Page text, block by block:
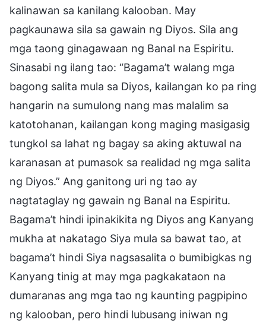
kalinawan sa kanilang kalooban. May
pagkaunawa sila sa gawain ng Diyos. Sila ang
mga taong ginagawaan ng Banal na Espiritu.
Sinasabi ng ilang tao: “Bagama’t walang mga
bagong salita mula sa Diyos, kailangan ko pa ring
hangarin na sumulong nang mas malalim sa
katotohanan, kailangan kong maging masigasig
tungkol sa lahat ng bagay sa aking aktuwal na
karanasan at pumasok sa realidad ng mga salita
ng Diyos.” Ang ganitong uri ng tao ay
nagtataglay ng gawain ng Banal na Espiritu.
Bagama’t hindi ipinakikita ng Diyos ang Kanyang
mukha at nakatago Siya mula sa bawat tao, at
bagama’t hindi Siya nagsasalita o bumibigkas ng
Kanyang tinig at may mga pagkakataon na
dumaranas ang mga tao ng kaunting pagpipino
ng kalooban, pero hindi lubusang iniwan ng